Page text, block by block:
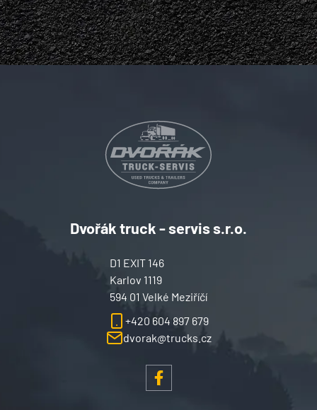
Dvořák truck - servis s.r.o.
dvorak@trucks.cz
+420 604 897 679
D1 EXIT 146
Karlov 1119
594 01 Velké Meziříčí